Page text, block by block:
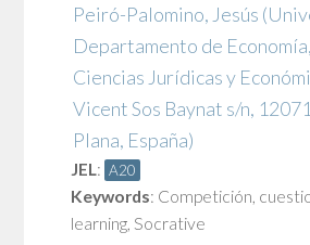
Peiró-Palomino, Jesús
Departamento de
Ciencias Jurídicas y
Vicent Sos Baynat s/n,
Plana, España)
JEL: A20
Keywords: Competición,
learning, Socrative